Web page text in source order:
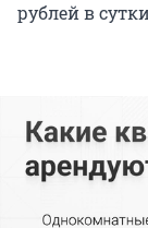
рублей в